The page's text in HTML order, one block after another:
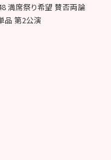
満席祭り希望 賛否両論
品 第2公演